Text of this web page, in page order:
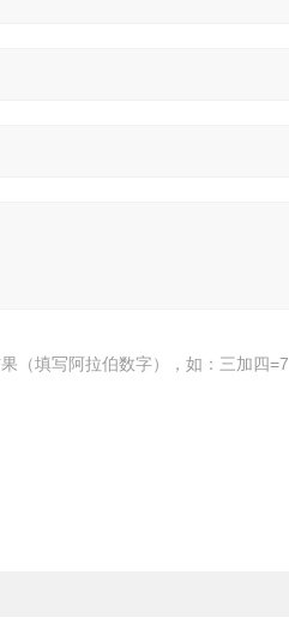
（填写阿拉伯数字），如：三加四=7